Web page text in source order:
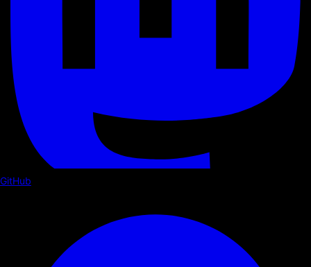
GitHub